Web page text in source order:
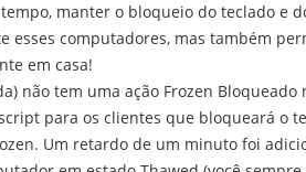
manter o bloqueio do teclado e
esses computadores, mas também
em casa!
não tem uma ação Frozen
para os clientes que bloqueará o
Um retardo de um minuto foi